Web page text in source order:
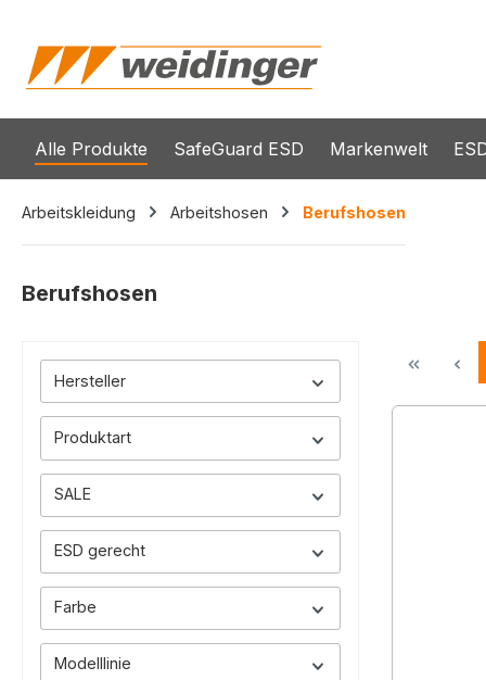
Alle Produkte SafeGuard ESD Markenwelt
Arbeitskleidung Arbeitshosen Berufshosen
Berufshosen
Hersteller
Produktart
SALE
ESD gerecht
Farbe
Modelllinie